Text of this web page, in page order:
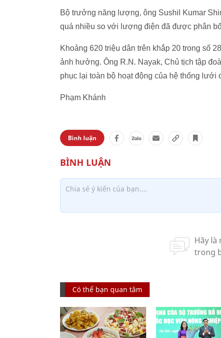
Bộ trưởng năng lượng, ông Sushil Kumar
quá nhiều so với lượng điện đã được phân
Khoảng 620 triệu dân trên khắp 20 trong số
ảnh hưởng. Ông R.N. Nayak, Chủ tịch tập
phục lại toàn bộ hoạt động của hệ thống lưới
Phạm Khánh
Bình luận
Có thể bạn quan tâm